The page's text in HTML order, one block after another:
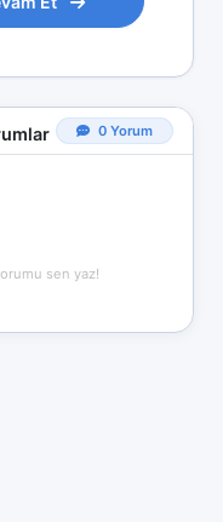
0 Yorum
sen yaz!